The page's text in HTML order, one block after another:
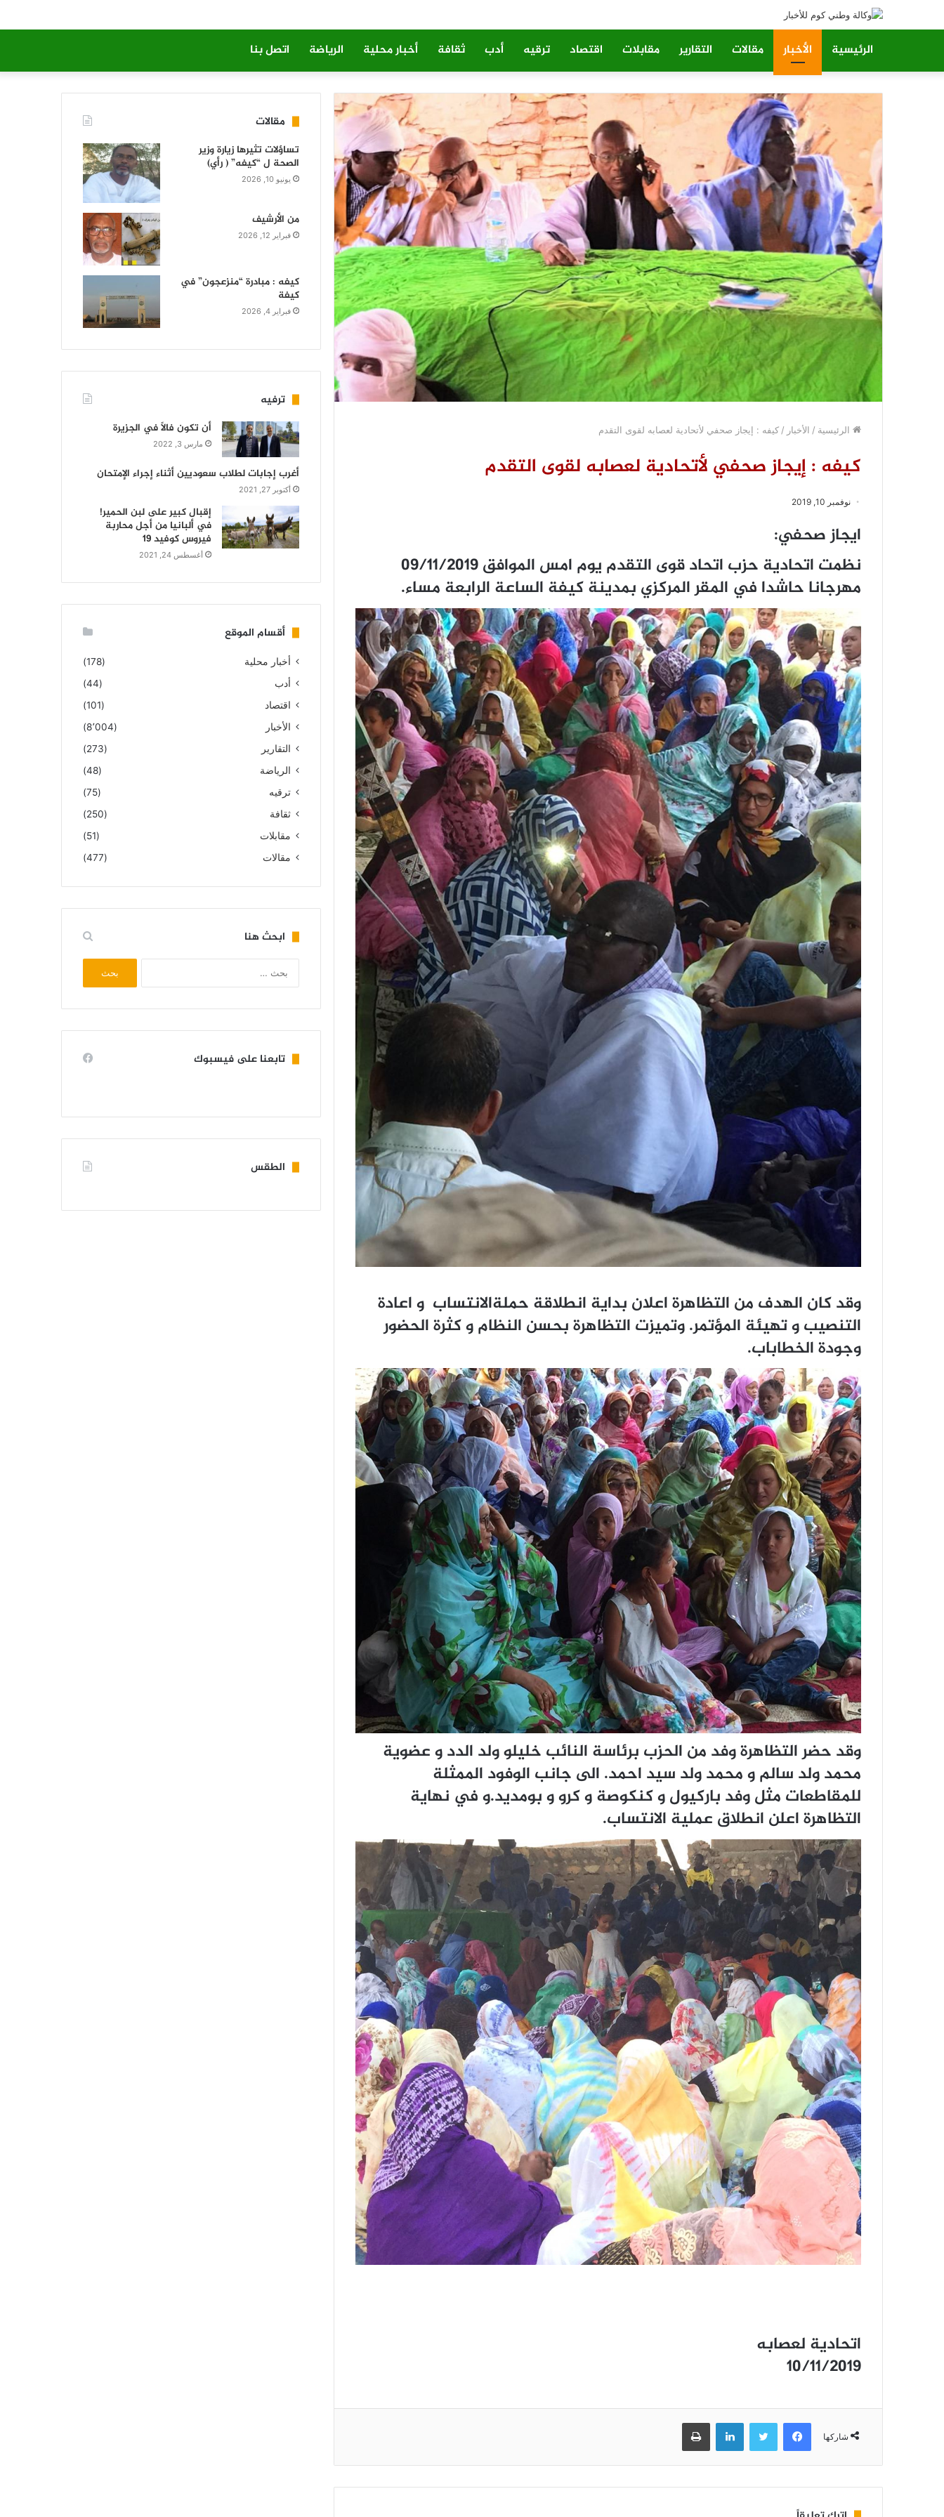
الرئيسية الأخبار مقالات التقارير مقابلات اقتصاد ترقيه أدب ثقافة أخبار محلية الرياضة اتصل بنا
الرئيسية / الأخبار / كيفه : إيجاز صحفي لأتحادية لعصابه لقوى التقدم
كيفه : إيجاز صحفي لأتحادية لعصابه لقوى التقدم
نوفمبر 10, 2019
ايجاز صحفي:
نظمت اتحادية حزب اتحاد قوى التقدم يوم امس الموافق 09/11/2019
مهرجانا حاشدا في المقر المركزي بمدينة كيفة الساعة الرابعة مساء.
وقد كان الهدف من التظاهرة اعلان بداية انطلاقة حملةالانتساب و اعادة
التنصيب و تهيئة المؤتمر. وتميزت التظاهرة بحسن النظام و كثرة الحضور
وجودة الخطاباب.
وقد حضر التظاهرة وفد من الحزب برئاسة النائب خليلو ولد الدد و عضوية
محمد ولد سالم و محمد ولد سيد احمد. الى جانب الوفود الممثلة
للمقاطعات مثل وفد باركيول و كنكوصة و كرو و بومديد.و في نهاية
التظاهرة اعلن انطلاق عملية الانتساب.
اتحادية لعصابه
10/11/2019
شاركها
فيسبوك تويتر لينكدإن طباعة
مقالات
تساؤلات تثيرها زيارة وزير
الصحة ل “كيفه” ( رأي)
يونيو 10, 2026
من الأرشيف
فبراير 12, 2026
كيفه : مبادرة “منزعجون” في
كيفة
فبراير 4, 2026
ترفيه
أن تكون فالاً في الجزيرة
مارس 3, 2022
أغرب إجابات لطلاب سعوديين أثناء إجراء الإمتحان
أكتوبر 27, 2021
إقبال كبير على لبن الحمير!
في ألبانيا من أجل محاربة
فيروس كوفيد 19
أغسطس 24, 2021
أقسام الموقع
أخبار محلية
(178)
أدب
(44)
اقتصاد
(101)
الأخبار
(8٬004)
التقارير
(273)
الرياضة
(48)
ترقيه
(75)
ثقافة
(250)
مقابلات
(51)
مقالات
(477)
ابحث هنا
تابعنا على فيسبوك
الطقس